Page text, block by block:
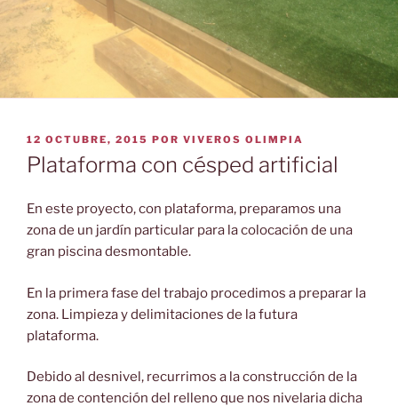
PUBLICADO
EL
12 OCTUBRE, 2015 POR VIVEROS OLIMPIA
Plataforma con césped artificial
En este proyecto, con plataforma, preparamos una
zona de un jardín particular para la colocación de una
gran piscina desmontable.
En la primera fase del trabajo procedimos a preparar la
zona. Limpieza y delimitaciones de la futura
plataforma.
Debido al desnivel, recurrimos a la construcción de la
zona de contención del relleno que nos nivelaria dicha